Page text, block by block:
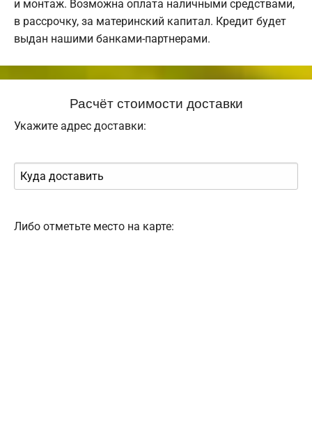
и монтаж. Возможна оплата наличными средствами,
в рассрочку, за материнский капитал. Кредит будет
выдан нашими банками-партнерами.
Расчёт стоимости доставки
Укажите адрес доставки:
Либо отметьте место на карте: